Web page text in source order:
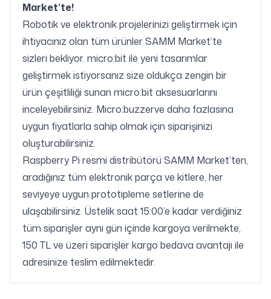
Market’te!
Robotik ve elektronik projelerinizi geliştirmek için
ihtiyacınız olan tüm ürünler SAMM Market’te
sizleri bekliyor. micro:bit ile yeni tasarımlar
geliştirmek istiyorsanız size oldukça zengin bir
ürün çeşitliliği sunan micro:bit aksesuarlarını
inceleyebilirsiniz. Micro:buzzerve daha fazlasına
uygun fiyatlarla sahip olmak için siparişinizi
oluşturabilirsiniz.
Raspberry Pi resmi distribütörü SAMM Market’ten,
aradığınız tüm elektronik parça ve kitlere, her
seviyeye uygun prototipleme setlerine de
ulaşabilirsiniz. Üstelik saat 15:00’e kadar verdiğiniz
tüm siparişler aynı gün içinde kargoya verilmekte,
150 TL ve üzeri siparişler kargo bedava avantajı ile
adresinize teslim edilmektedir.